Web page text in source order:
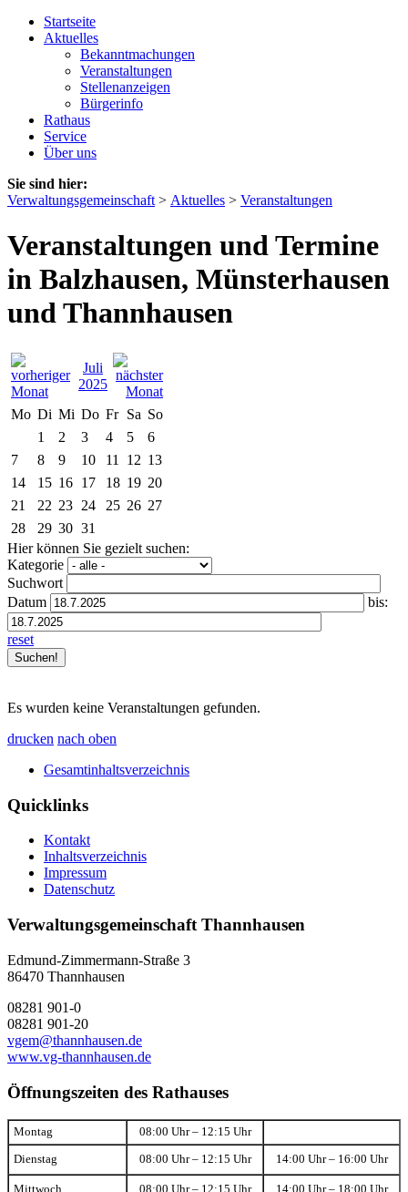
Startseite
Aktuelles
Bekanntmachungen
Veranstaltungen
Stellenanzeigen
Bürgerinfo
Rathaus
Service
Über uns
Sie sind hier:
Verwaltungsgemeinschaft > Aktuelles > Veranstaltungen
Veranstaltungen und Termine
in Balzhausen, Münsterhausen
und Thannhausen
Juli
2025
Mo Di Mi Do Fr Sa So
1
2 3 4 5
6
7
8 9 10 11 12 13
14
15 16 17 18 19 20
21
22 23 24 25 26 27
28
29 30 31
Hier können Sie gezielt suchen:
Kategorie
Suchwort
Datum
bis:
reset
Es wurden keine Veranstaltungen gefunden.
drucken nach oben
Gesamtinhaltsverzeichnis
Quicklinks
Kontakt
Inhaltsverzeichnis
Impressum
Datenschutz
Verwaltungsgemeinschaft Thannhausen
Edmund-Zimmermann-Straße 3
86470 Thannhausen
08281 901-0
08281 901-20
vgem@thannhausen.de
www.vg-thannhausen.de
Öffnungszeiten des Rathauses
Montag 08:00 Uhr – 12:15 Uhr
Dienstag 08:00 Uhr – 12:15 Uhr 14:00 Uhr – 16:00 Uhr